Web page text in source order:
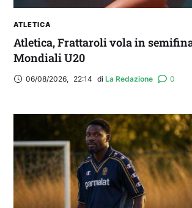
ATLETICA
Atletica, Frattaroli vola in
Mondiali U20
06/08/2026, 22:14 di La Redazione 0